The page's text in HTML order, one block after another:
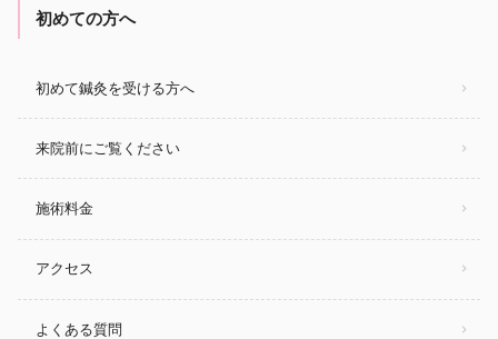
初めての方へ
初めて鍼灸を受ける方へ
来院前にご覧ください
施術料金
アクセス
よくある質問